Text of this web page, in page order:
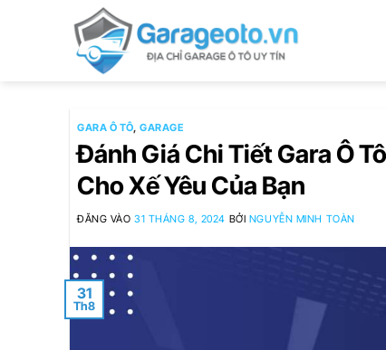
GARA Ô TÔ,GARAGE
Đánh Giá Chi Tiết Gara Ô
Cho Xế Yêu Của Bạn
ĐĂNG VÀO31 THÁNG 8, 2024 BỞI NGUYỄN MINH TOÀN
31
Th8